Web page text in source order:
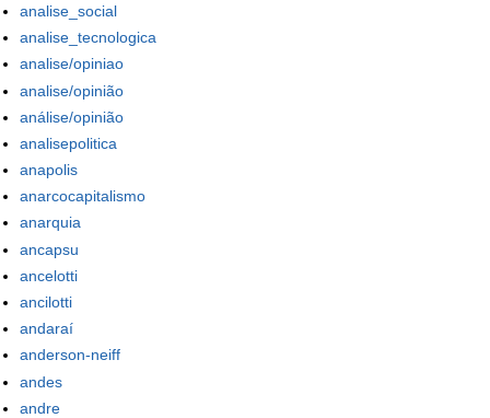
analise_social
analise_tecnologica
analise/opiniao
analise/opinião
análise/opinião
analisepolitica
anapolis
anarcocapitalismo
anarquia
ancapsu
ancelotti
ancilotti
andaraí
anderson-neiff
andes
andre